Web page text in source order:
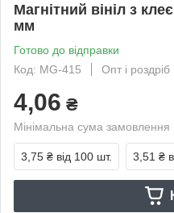
Магнітний вініл з
мм
Готово до відправки
Код: MG-415
Опт і роздріб
4,06 ₴
Мінімальна сума
3,75 ₴ від 100 шт. 3,51 ₴